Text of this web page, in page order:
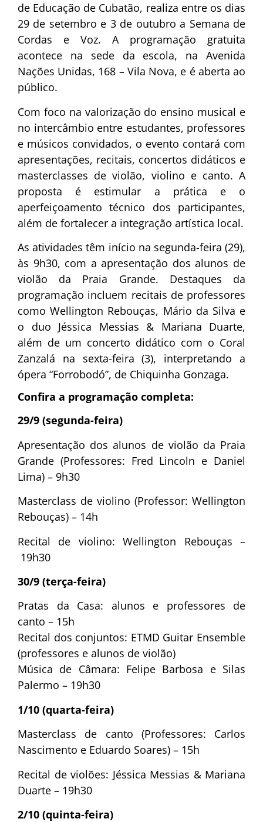
de Educação de Cubatão, realiza entre os dias
29 de setembro e 3 de outubro a Semana de
Cordas e Voz. A programação gratuita
acontece na sede da escola, na Avenida
Nações Unidas, 168 – Vila Nova, e é aberta ao
público.
Com foco na valorização do ensino musical e
no intercâmbio entre estudantes, professores
e músicos convidados, o evento contará com
apresentações, recitais, concertos didáticos e
masterclasses de violão, violino e canto. A
proposta é estimular a prática e o
aperfeiçoamento técnico dos participantes,
além de fortalecer a integração artística local.
As atividades têm início na segunda-feira (29),
às 9h30, com a apresentação dos alunos de
violão da Praia Grande. Destaques da
programação incluem recitais de professores
como Wellington Rebouças, Mário da Silva e
o duo Jéssica Messias & Mariana Duarte,
além de um concerto didático com o Coral
Zanzalá na sexta-feira (3), interpretando a
ópera “Forrobodó”, de Chiquinha Gonzaga.
Confira a programação completa:
29/9 (segunda-feira)
Apresentação dos alunos de violão da Praia
Grande (Professores: Fred Lincoln e Daniel
Lima) – 9h30
Masterclass de violino (Professor: Wellington
Rebouças) – 14h
Recital de violino: Wellington Rebouças –
19h30
30/9 (terça-feira)
Pratas da Casa: alunos e professores de
canto – 15h
Recital dos conjuntos: ETMD Guitar Ensemble
(professores e alunos de violão)
Música de Câmara: Felipe Barbosa e Silas
Palermo – 19h30
1/10 (quarta-feira)
Masterclass de canto (Professores: Carlos
Nascimento e Eduardo Soares) – 15h
Recital de violões: Jéssica Messias & Mariana
Duarte – 19h30
2/10 (quinta-feira)